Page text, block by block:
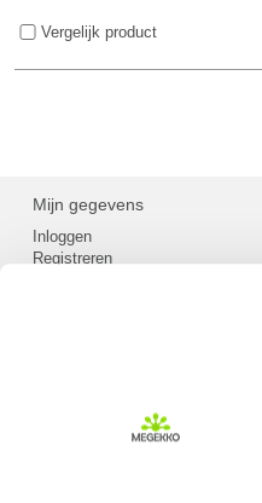
Vergelijk product
Mijn gegevens
Inloggen
Registreren